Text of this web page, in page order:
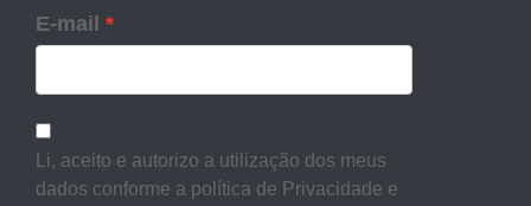
E-mail
Li, aceito e autorizo a utilização dos meus
dados conforme a política de Privacidade e